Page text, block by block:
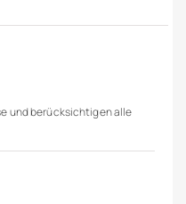
und berücksichtigen alle